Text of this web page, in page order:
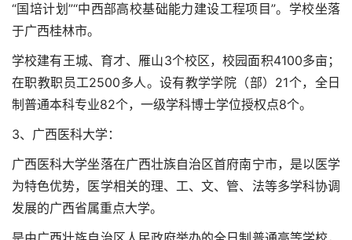
“国培计划”“中西部高校基础能力建设工程项目”。学校坐落
于广西桂林市。
学校建有王城、育才、雁山3个校区，校园面积4100多亩；
在职教职员工2500多人。设有教学学院（部）21个，全日
制普通本科专业82个，一级学科博士学位授权点8个。
3、广西医科大学：
广西医科大学坐落在广西壮族自治区首府南宁市，是以医学
为特色优势，医学相关的理、工、文、管、法等多学科协调
发展的广西省属重点大学。